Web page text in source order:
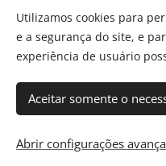
© 2024
Utilizamos cookies para
e a segurança do site, e
experiência de usuário
Aceitar somente o
Abrir configurações